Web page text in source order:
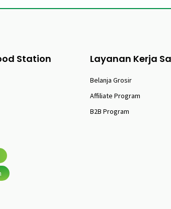
Station Layanan Kerja
Belanja Grosir
Affiliate Program
B2B Program